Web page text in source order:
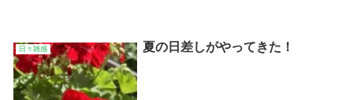
日々雑感 夏の日差しがやってきた！